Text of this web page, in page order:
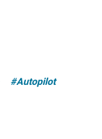
#Autopilot